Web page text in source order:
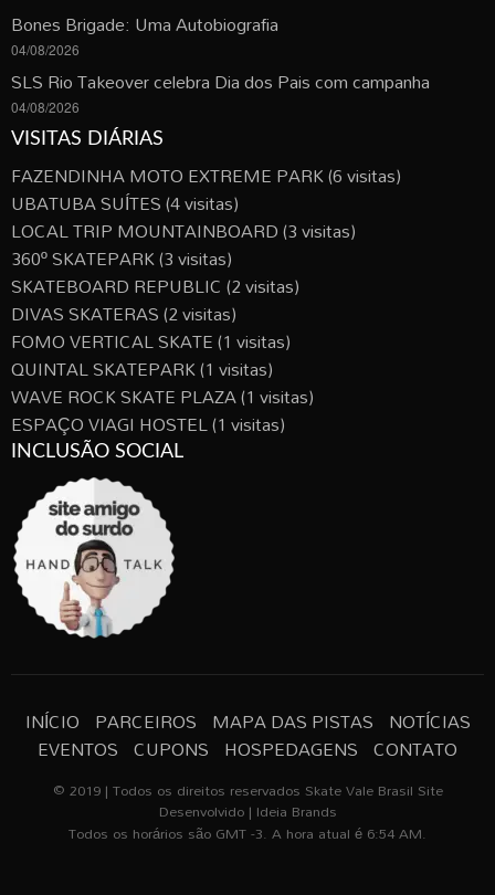
Bones Brigade: Uma Autobiografia
04/08/2026
SLS Rio Takeover celebra Dia dos Pais com campanha
04/08/2026
VISITAS DIÁRIAS
FAZENDINHA MOTO EXTREME PARK(6 visitas)
UBATUBA SUÍTES(4 visitas)
LOCAL TRIP MOUNTAINBOARD(3 visitas)
360º SKATEPARK(3 visitas)
SKATEBOARD REPUBLIC(2 visitas)
DIVAS SKATERAS(2 visitas)
FOMO VERTICAL SKATE(1 visitas)
QUINTAL SKATEPARK(1 visitas)
WAVE ROCK SKATE PLAZA(1 visitas)
ESPAÇO VIAGI HOSTEL(1 visitas)
INCLUSÃO SOCIAL
INÍCIO PARCEIROS MAPA DAS PISTAS NOTÍCIAS
EVENTOS CUPONS HOSPEDAGENS CONTATO
© 2019 | Todos os direitos reservados Skate Vale Brasil Site
Desenvolvido | Ideia Brands
Todos os horários são GMT -3. A hora atual é 6:54 AM.